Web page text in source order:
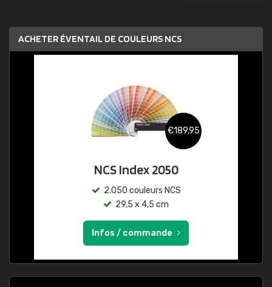
ACHETER ÉVENTAIL DE COULEURS NCS
€189,95
NCS Index 2050
2.050 couleurs NCS
29,5 x 4,5 cm
Infos / commande